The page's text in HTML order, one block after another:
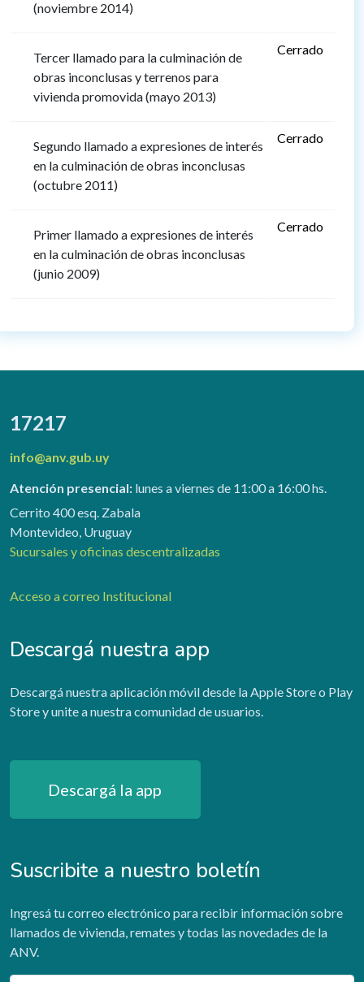
(noviembre 2014)
Tercer llamado para la culminación de
obras inconclusas y terrenos para
vivienda promovida (mayo 2013)
Cerrado
Segundo llamado a expresiones de interés
en la culminación de obras inconclusas
(octubre 2011)
Cerrado
Primer llamado a expresiones de interés
en la culminación de obras inconclusas
(junio 2009)
Cerrado
17217
info@anv.gub.uy
Atención presencial: lunes a viernes de 11:00 a 16:00 hs.
Cerrito 400 esq. Zabala
Montevideo, Uruguay
Sucursales y oficinas descentralizadas
Acceso a correo Institucional
Descargá nuestra app
Descargá nuestra aplicación móvil desde la Apple Store o Play
Store y unite a nuestra comunidad de usuarios.
Descargá la app
Suscribite a nuestro boletín
Ingresá tu correo electrónico para recibir información sobre
llamados de vivienda, remates y todas las novedades de la
ANV.